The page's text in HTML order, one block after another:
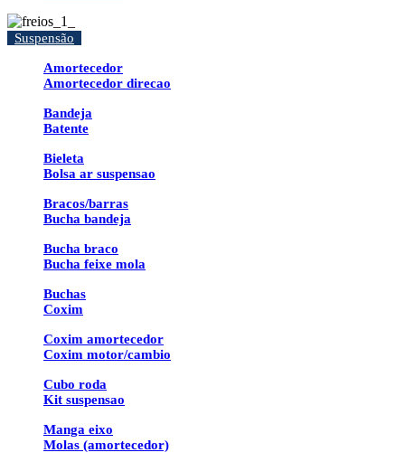
Suspensão
Amortecedor
Amortecedor direcao
Bandeja
Batente
Bieleta
Bolsa ar suspensao
Bracos/barras
Bucha bandeja
Bucha braco
Bucha feixe mola
Buchas
Coxim
Coxim amortecedor
Coxim motor/cambio
Cubo roda
Kit suspensao
Manga eixo
Molas (amortecedor)